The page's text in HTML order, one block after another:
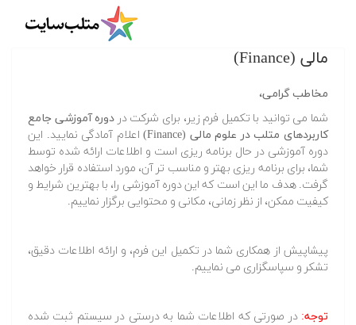
دوره آموزشی جامع کاربردهای متلب در علوم
مالی (Finance)
مخاطب گرامی،
شما می توانید با تکمیل فرم زیر، برای شرکت در دوره آموزشی جامع
کاربردهای متلب در علوم مالی (Finance)
اعلام آمادگی نمایید. این
دوره آموزشی در حال برنامه ریزی است و اطلاعات ارائه شده توسط
شما، برای برنامه ریزی بهتر و مناسب تر آن، مورد استفاده قرار خواهد
گرفت. هدف ما این است که این دوره آموزشی را، با بهترین شرایط و
کیفیت ممکن، از نظر زمانی، مکانی و محتوایی برگزار نماییم.
پیشاپیش از همکاری شما در تکمیل این فرم، و ارائه اطلاعات دقیق،
تشکر و سپاسگزاری می نماییم.
توجه: در صورتی که اطلاعات شما به درستی در سیستم ثبت شده